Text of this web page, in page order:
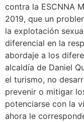
contra la ESCNNA
2019, que un
la explotación
diferencial en la
abordaje a los
alcaldía de Daniel
el turismo, no
prevenir o mitigar
potenciarse con la
ahora le